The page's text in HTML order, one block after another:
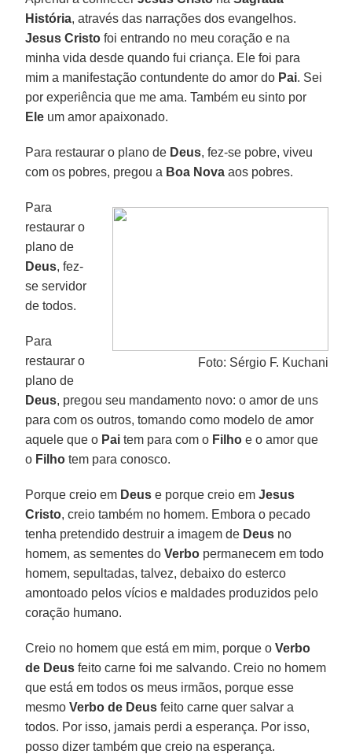
História, através das narrações dos evangelhos.
Jesus Cristo foi entrando no meu coração e na
minha vida desde quando fui criança. Ele foi para
mim a manifestação contundente do amor do Pai. Sei
por experiência que me ama. Também eu sinto por
Ele um amor apaixonado.
Para restaurar o plano de Deus, fez-se pobre, viveu
com os pobres, pregou a Boa Nova aos pobres.
Foto: Sérgio F. Kuchani
Para
restaurar o
plano de
Deus, fez-
se servidor
de todos.
Para
restaurar o
plano de
Deus, pregou seu mandamento novo: o amor de uns
para com os outros, tomando como modelo de amor
aquele que o Pai tem para com o Filho e o amor que
o Filho tem para conosco.
Porque creio em Deus e porque creio emJesus
Cristo, creio também no homem. Embora o pecado
tenha pretendido destruir a imagem de Deus no
homem, as sementes doVerbo permanecem em todo
homem, sepultadas, talvez, debaixo do esterco
amontoado pelos vícios e maldades produzidos pelo
coração humano.
Creio no homem que está em mim, porque oVerbo
de Deus feito carne foi me salvando. Creio no homem
que está em todos os meus irmãos, porque esse
mesmoVerbo de Deus feito carne quer salvar a
todos. Por isso, jamais perdi a esperança. Por isso,
posso dizer também que creio na esperança.